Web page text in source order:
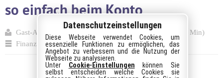
so einfach beim Konto
Gast-Autor
351 (~2 Min)
Finanzen
Datenschutzeinstellungen
Diese Webseite verwendet Cookies, um
essenzielle Funktionen zu ermöglichen, das
Angebot zu verbessern und die Nutzung der
Webseite zu analysieren.
Unter Cookie-Einstellungen können Sie
selbst entscheiden welche Cookies sie